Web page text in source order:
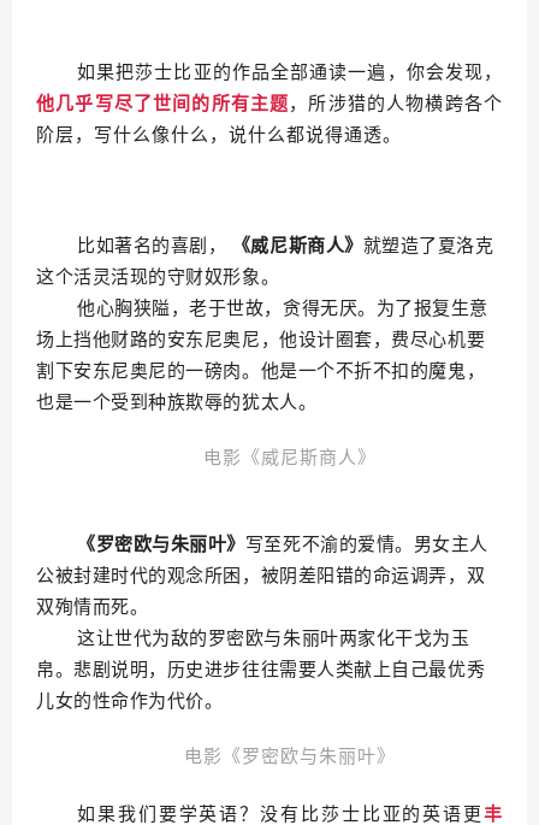
如果把莎士比亚的作品全部通读一遍，你会发现，
他几乎写尽了世间的所有主题，所涉猎的人物横跨各个
阶层，写什么像什么，说什么都说得通透。
比如著名的喜剧， 《威尼斯商人》 就塑造了夏洛克
这个活灵活现的守财奴形象。
他心胸狭隘，老于世故，贪得无厌。为了报复生意
场上挡他财路的安东尼奥尼，他设计圈套，费尽心机要
割下安东尼奥尼的一磅肉。他是一个不折不扣的魔鬼，
也是一个受到种族欺辱的犹太人。
电影《威尼斯商人》
《罗密欧与朱丽叶》 写至死不渝的爱情。男女主人
公被封建时代的观念所困，被阴差阳错的命运调弄，双
双殉情而死。
这让世代为敌的罗密欧与朱丽叶两家化干戈为玉
帛。悲剧说明，历史进步往往需要人类献上自己最优秀
儿女的性命作为代价。
电影《罗密欧与朱丽叶》
如果我们要学英语？没有比莎士比亚的英语更丰